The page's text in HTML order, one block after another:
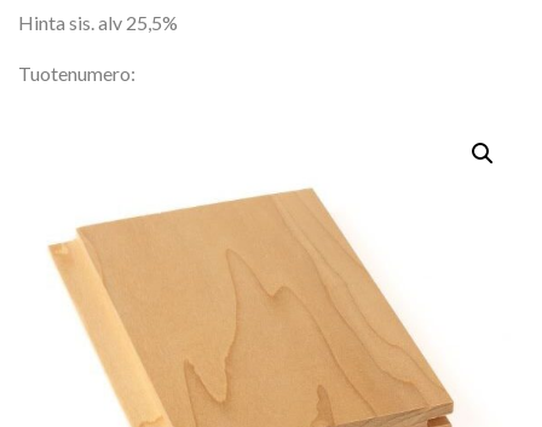
50,00 €
Hinta sis. alv 25,5%
Tuotenumero: